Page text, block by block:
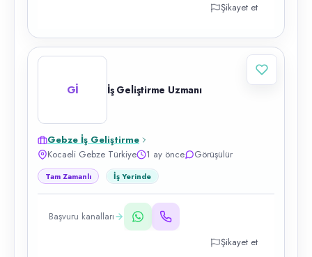
Şikayet et
Gİ İş Geliştirme Uzmanı
Gebze İş Geliştirme
Kocaeli Gebze Türkiye
1 ay önce Görüşülür
Tam Zamanlı İş Yerinde
Başvuru kanalları
Şikayet et